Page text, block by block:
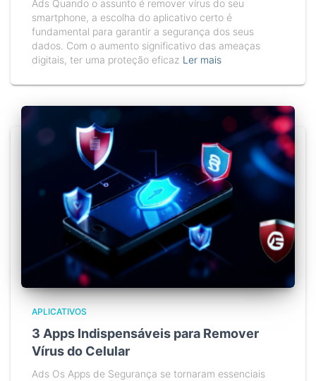
Ads Quando o assunto é remover vírus do seu
smartphone, a escolha do aplicativo certo é
fundamental para garantir a segurança dos seus
dados. Com o aumento significativo das ameaças
digitais, ter uma proteção eficaz Ler mais
APLICATIVOS
3 Apps Indispensáveis para Remover
Vírus do Celular
Ads Os Apps de Segurança se tornaram essenciais